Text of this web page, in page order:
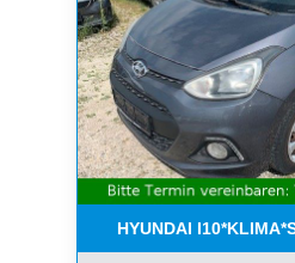
HYUNDAI